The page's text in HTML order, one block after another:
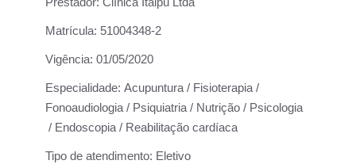
Prestador: Clínica Itaipú Ltda
Matrícula: 51004348-2
Vigência: 01/05/2020
Especialidade: Acupuntura / Fisioterapia /
Fonoaudiologia / Psiquiatria / Nutrição / Psicologia
/ Endoscopia / Reabilitação cardíaca
Tipo de atendimento: Eletivo